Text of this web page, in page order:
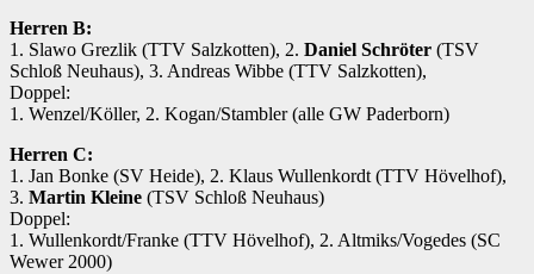
Herren B:
1. Slawo Grezlik (TTV Salzkotten), 2. Daniel Schröter (TSV
Schloß Neuhaus), 3. Andreas Wibbe (TTV Salzkotten),
Doppel:
1. Wenzel/Köller, 2. Kogan/Stambler (alle GW Paderborn)
Herren C:
1. Jan Bonke (SV Heide), 2. Klaus Wullenkordt (TTV Hövelhof),
3. Martin Kleine (TSV Schloß Neuhaus)
Doppel:
1. Wullenkordt/Franke (TTV Hövelhof), 2. Altmiks/Vogedes (SC
Wewer 2000)